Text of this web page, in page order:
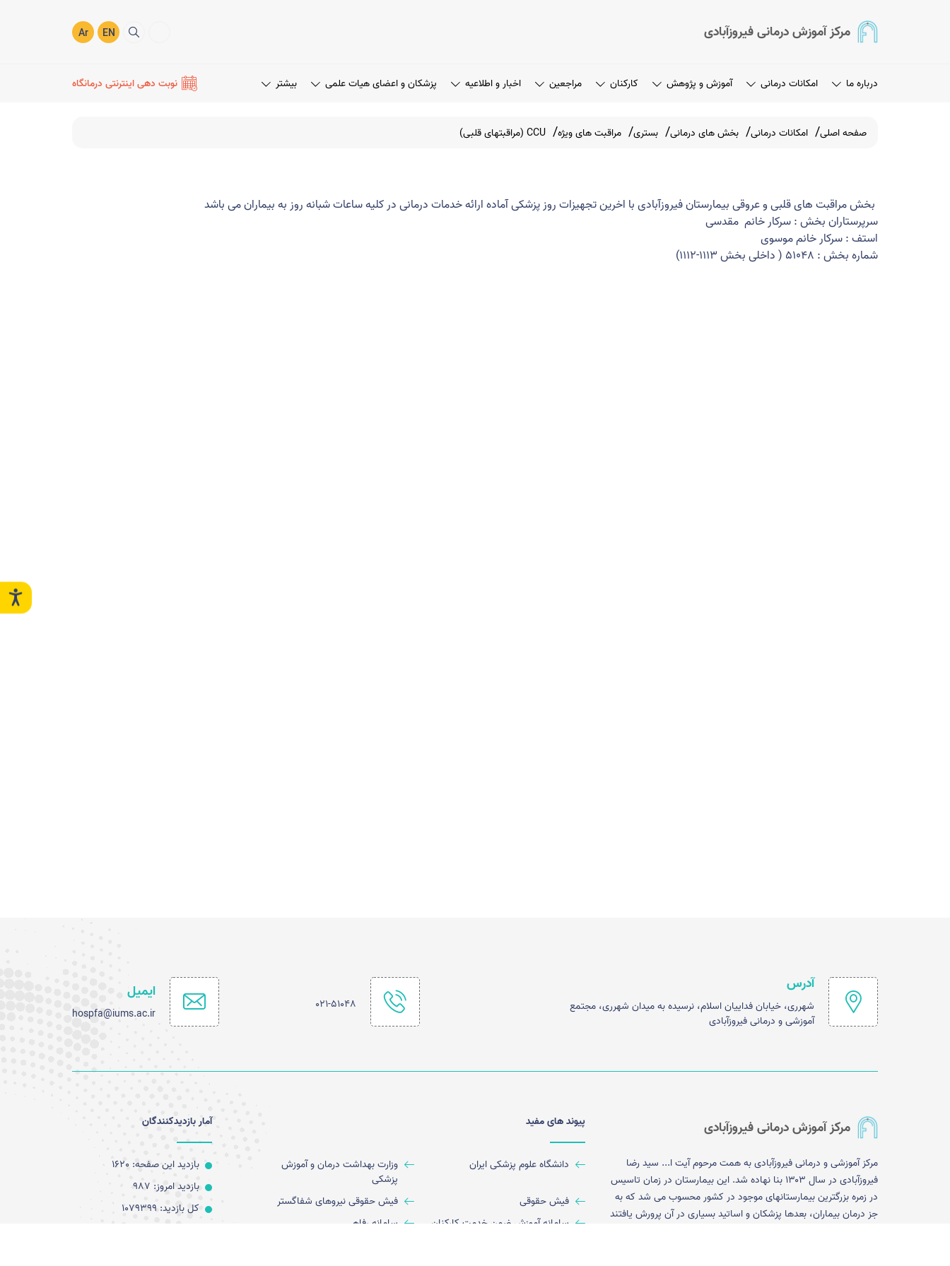
مرکز آموزش درمانی فیروزآبادی EN
Ar
درباره ما امکانات درمانی آموزش و پژوهش کارکنان مراجعین اخبار و اطلاعیه پزشکان و اعضای هیات علمی بیشتر نوبت دهی اینترنتی درمانگاه
صفحه اصلی امکانات درمانی بخش های درمانی بستری مراقبت های ویژه CCU (مراقبتهای قلبی)
بخش مراقبت های قلبی و عروقی بیمارستان فیروزآبادی با اخرین تجهیزات روز پزشکی آماده ارائه خدمات درمانی در کلیه ساعات شبانه روز به بیماران می باشد
سرپرستاران بخش : سرکار خانم مقدسی
استف : سرکار خانم موسوی
شماره بخش : 51048 ( داخلی بخش 1113-1112)
آدرس
شهرری، خیابان فداییان اسلام، نرسیده به میدان شهرری، مجتمع
آموزشی و درمانی فیروزآبادی
021-51048
ایمیل
hospfa@iums.ac.ir
مرکز آموزش درمانی فیروزآبادی
مرکز آموزشی و درمانی فیروزآبادی به همت مرحوم آیت ا... سید رضا
فیروزآبادی در سال ۱۳۰۳ بنا نهاده شد. این بیمارستان در زمان تاسیس
در زمره بزرگترین بیمارستانهای موجود در کشور محسوب می شد که به
جز درمان بیماران، بعدها پزشکان و اساتید بسیاری در آن پرورش یافتند
پیوند های مفید
دانشگاه علوم پزشکی ایران
وزارت بهداشت درمان و آموزش
پزشکی
فیش حقوقی
فیش حقوقی نیروهای شفاگستر
سامانه آموزش ضمن خدمت کارکنان
سامانه رفاهی
آمار بازدیدکنندگان
بازدید این صفحه: 1620
بازدید امروز: 987
کل بازدید: 1079399